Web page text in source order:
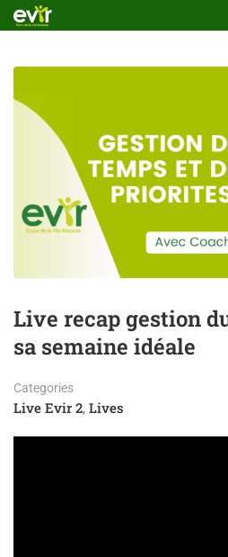
Live recap gestion
sa semaine idéale
Categories
Live Evir 2, Lives